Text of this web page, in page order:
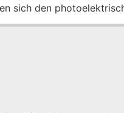
sich den